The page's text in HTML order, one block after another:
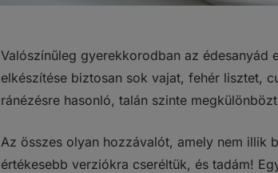
Valószínűleg gyerekkorodban az édesanyád
elkészítése biztosan sok vajat, fehér lisztet,
ránézésre hasonló, talán szinte
Az összes olyan hozzávalót, amely nem illik
értékesebb verziókra cseréltük, és tadám!